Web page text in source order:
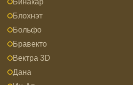
Бинакар
Блохнэт
Больфо
Бравекто
Вектра 3D
Дана